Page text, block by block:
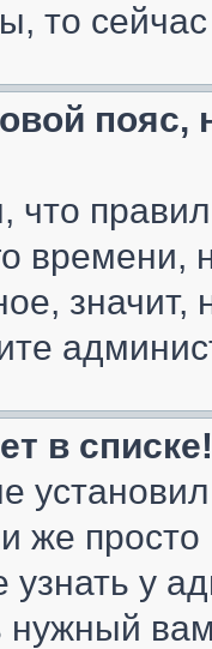
то
пояс,
значит,
в списке!
же
узнать у